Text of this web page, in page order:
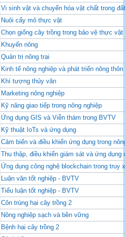
Vi sinh vật và chuyển hóa vật chất trong
Nuôi cấy mô thực vật
Chọn giống cây trồng trong bảo vệ thực vật
Khuyến nông
Quản trị nông trại
Kinh tế nông nghiệp và phát triển nông thôn
Khí tượng thủy văn
Marketing nông nghiệp
Kỹ năng giao tiếp trong nông nghiệp
Ứng dụng GIS và Viễn thám trong BVTV
Kỹ thuật IoTs và ứng dụng
Cảm biến và điều khiển ứng dụng trong
Thu thập, điều khiển giám sát và ứng
Ứng dụng công nghệ blockchain trong truy
Luận văn tốt nghiệp - BVTV
Tiểu luận tốt nghiệp - BVTV
Côn trùng hại cây trồng 2
Nông nghiệp sạch và bền vững
Bệnh hại cây trồng 2